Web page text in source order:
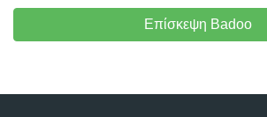
Επίσκεψη Badoo